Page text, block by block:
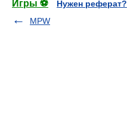
Игры ⚽
Нужен реферат?
MPW